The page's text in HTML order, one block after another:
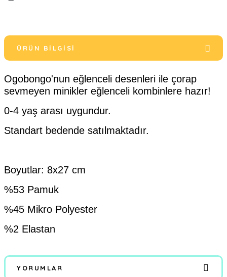
ÜRÜN BILGISI
Ogobongo'nun eğlenceli desenleri ile çorap
sevmeyen minikler eğlenceli kombinlere hazır!
0-4 yaş arası uygundur.
Standart bedende satılmaktadır.
Boyutlar: 8x27 cm
%53 Pamuk
%45 Mikro Polyester
%2 Elastan
YORUMLAR